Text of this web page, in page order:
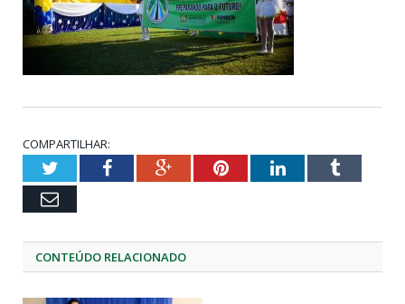
COMPARTILHAR:
TwitterFacebookGoogle+PinterestLinkedInTumblr
Email
CONTEÚDO RELACIONADO